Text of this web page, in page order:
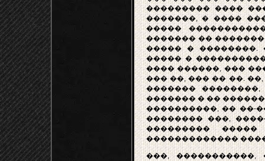
��������� ����
�������, � ����
�����
������� ��
����� � ��������.
����� �
���� ������, ���
��� ��, ��� �� ��.
������� ��������,
������� � ��
����������, �� ��-
�������� ���,
���������
�������������
���,